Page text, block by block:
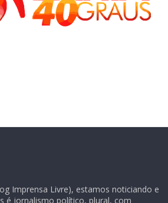
Imprensa Livre), estamos noticiando e
é jornalismo político, plural, com